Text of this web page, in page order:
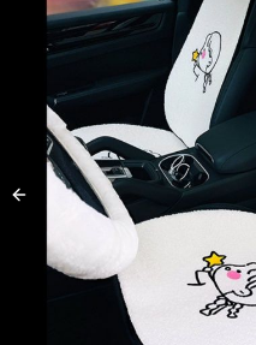
Previous slide